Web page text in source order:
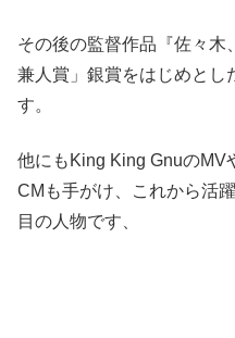
その後の監督作品『佐々木
兼人賞」銀賞をはじめとし
す。
他にもKing King GnuのMV
CMも手がけ、これから活
目の人物です、